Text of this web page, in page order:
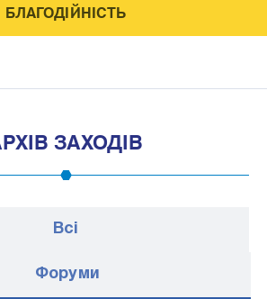
БЛАГОДІЙНІСТЬ
ЗАХОДІВ
Всі
Форуми